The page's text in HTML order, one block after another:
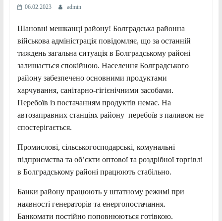
06.02.2023 admin
Шановні мешканці району! Болградська районна
військова адміністрація повідомляє, що за останній
тиждень загальна ситуація в Болградському районі
залишається спокійною. Населення Болградського
району забезпечено основними продуктами
харчування, санітарно-гігієнічними засобами.
Перебоїв із постачанням продуктів немає. На
автозаправних станціях району перебоїв з паливом не
спостерігається.
Промислові, сільськогосподарські, комунальні
підприємства та об’єкти оптової та роздрібної торгівлі
в Болградському районі працюють стабільно.
Банки району працюють у штатному режимі при
наявності генераторів та енергопостачання.
Банкомати постійно поповнюються готівкою.